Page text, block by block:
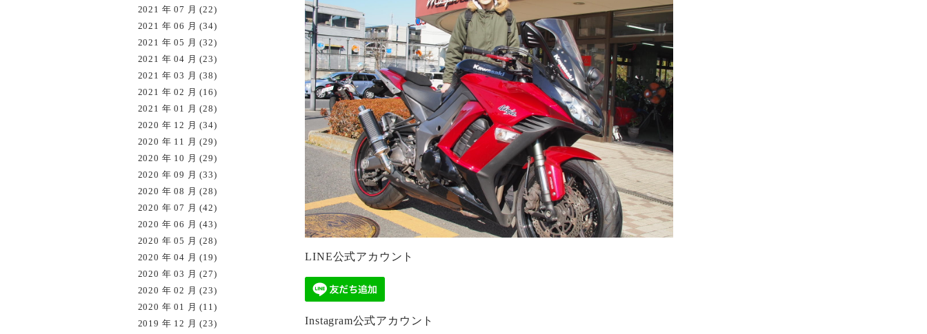
LINE公式アカウント
Instagram公式アカウント
2021 年 07 月 (22)
2021 年 06 月 (34)
2021 年 05 月 (32)
2021 年 04 月 (23)
2021 年 03 月 (38)
2021 年 02 月 (16)
2021 年 01 月 (28)
2020 年 12 月 (34)
2020 年 11 月 (29)
2020 年 10 月 (29)
2020 年 09 月 (33)
2020 年 08 月 (28)
2020 年 07 月 (42)
2020 年 06 月 (43)
2020 年 05 月 (28)
2020 年 04 月 (19)
2020 年 03 月 (27)
2020 年 02 月 (23)
2020 年 01 月 (11)
2019 年 12 月 (23)